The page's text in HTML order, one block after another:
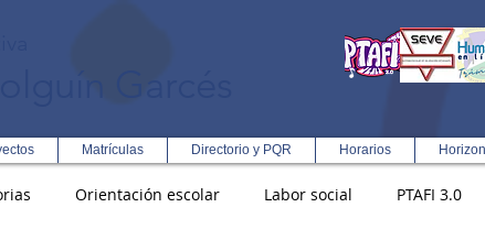
Matrículas Directorio y PQR Horarios
Orientación escolar Labor social PTAFI 3.0